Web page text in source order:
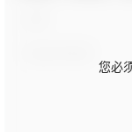
您必